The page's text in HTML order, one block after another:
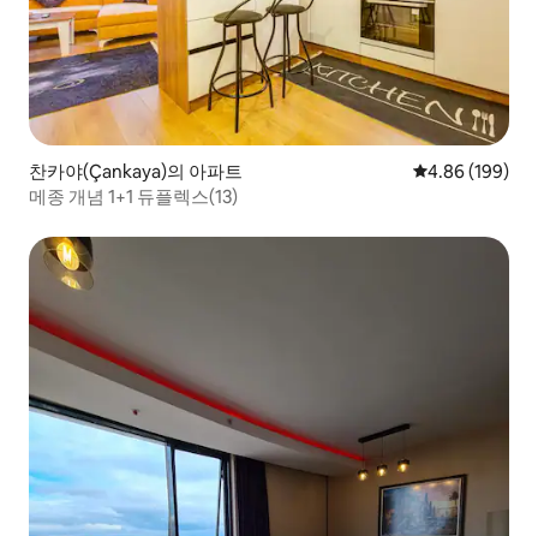
찬카야(Çankaya)의 아파트 평점 4.86점(5
4.86 (199)
메종 개념 1+1 듀플렉스(13)